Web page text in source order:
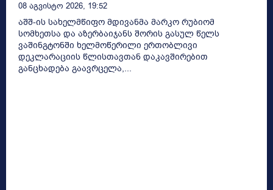
08 Აგვისტო 2026, 19:52
აშშ-ის სახელმწიფო მდივანმა მარკო რუბიომ
სომხეთსა და აზერბაიჯანს შორის გასულ წელს
ვაშინგტონში ხელმოწერილი ერთობლივი
დეკლარაციის წლისთავთან დაკავშირებით
განცხადება გაავრცელა,...